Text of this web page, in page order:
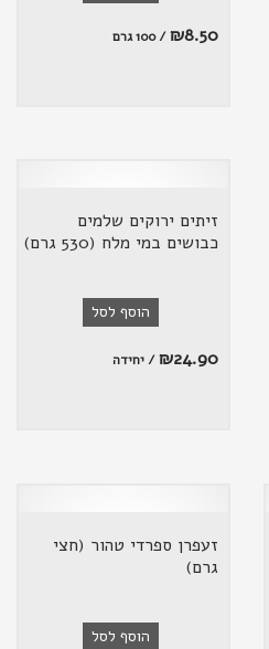
₪8.50 / 100 גרם
זיתים ירוקים שלמים
כבושים במי מלח (530 גרם)
הוסף לסל
₪24.90 / יחידה
זעפרן ספרדי טהור (חצי
גרם)
הוסף לסל